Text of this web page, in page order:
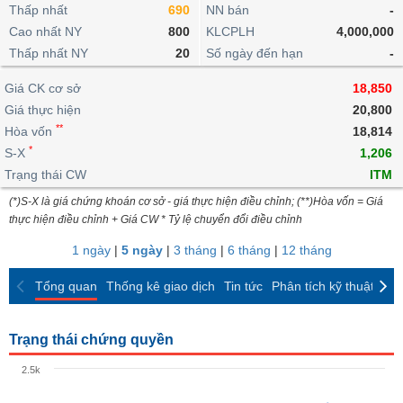
lỗ
dịch
nội
Niên
giám
Tài
liệu
cổ
Định
giá
ngoài
doanh
Top
cổ
phiếu
ngành
giao
dịch
dịch
Chứng
quyền
quan
Thống
giao
dịch
Thống
giao
dịch
Tin
tức
Phân
tích
kỹ
thuật
trực
tuyến
Bộ
lọc
cổ
So
sánh
Báo
cáo
Vĩ
mô
lai
Chứng
quyền
Trái
phiếu
IR
Awards
tạo
Dịch
vụ
Thấp nhất
690
Cao nhất NY
800
Thấp nhất NY
20
NN bán
-
KLCPLH
4,000,000
Số ngày đến hạn
-
Giá CK cơ sở
18,850
Giá thực hiện
20,800
Hòa vốn **
18,814
S-X *
1,206
Trạng thái CW
ITM
(*)S-X là giá chứng khoán cơ sở - giá thực hiện điều chỉnh; (**)Hòa vốn = Giá
thực hiện điều chỉnh + Giá CW * Tỷ lệ chuyển đổi điều chỉnh
1 ngày| 5 ngày| 3 tháng | 6 tháng | 12 tháng
Tổng quan Thống kê giao dịch Tin tức Phân tích kỹ thuật
Trạng thái chứng quyền
2.5k
BẤT
ĐỘNG
SẢN
TÀI
CHÍNH
HÀNG
KINH